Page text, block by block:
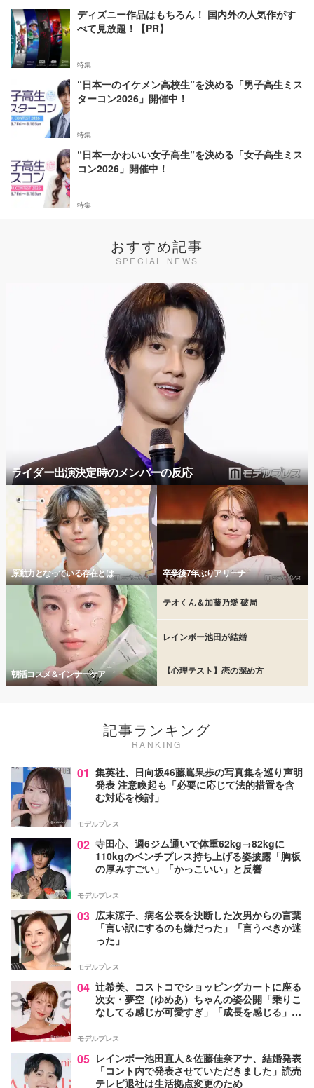
ディズニー作品はもちろん！ 国内外の人気作がす
べて見放題！【PR】
特集
“日本一のイケメン高校生”を決める「男子高生ミス
ターコン2026」開催中！
特集
“日本一かわいい女子高生”を決める「女子高生ミス
コン2026」開催中！
特集
おすすめ記事
SPECIAL NEWS
ライダー出演決定時のメンバーの反応
原動力となっている存在とは 卒業後7年ぶりアリーナ
朝活コスメ＆インナーケア
テオくん＆加藤乃愛 破局
レインボー池田が結婚
【心理テスト】恋の深め方
記事ランキング
RANKING
01 集英社、日向坂46藤嶌果歩の写真集を巡り声明
発表 注意喚起も「必要に応じて法的措置を含
む対応を検討」
モデルプレス
02 寺田心、週6ジム通いで体重62kg→82kgに
110kgのベンチプレス持ち上げる姿披露「胸板
の厚みすごい」「かっこいい」と反響
モデルプレス
03 広末涼子、病名公表を決断した次男からの言葉
「言い訳にするのも嫌だった」「言うべきか迷
った」
モデルプレス
04 辻希美、コストコでショッピングカートに座る
次女・夢空（ゆめあ）ちゃんの姿公開「乗りこ
なしてる感じが可愛すぎ」「成長を感じる」の
モデルプレス
05 レインボー池田直人＆佐藤佳奈アナ、結婚発表
「コント内で発表させていただきました」読売
テレビ退社は生活拠点変更のため